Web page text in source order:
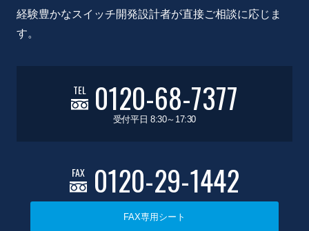
経験豊かなスイッチ開発設計者が直接ご相談に応じま
す。
TEL 0120-68-7377
受付平日 8:30～17:30
FAX 0120-29-1442
FAX専用シート